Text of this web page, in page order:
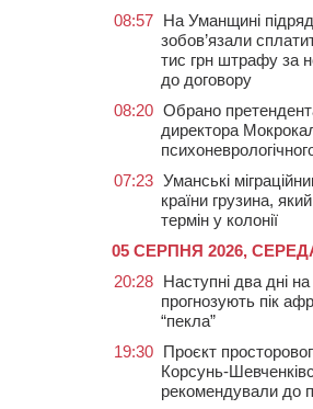
08:57 На Уманщині
зобов’язали
тис грн штрафу за
до договору
08:20 Обрано
директора
07:23 Уманські
країни грузина,
термін у колонії
05 СЕРПНЯ 2026,
20:28 Наступні два дні
прогнозують пік
“пекла”
19:30 Проєкт
Корсунь-
рекомендували до